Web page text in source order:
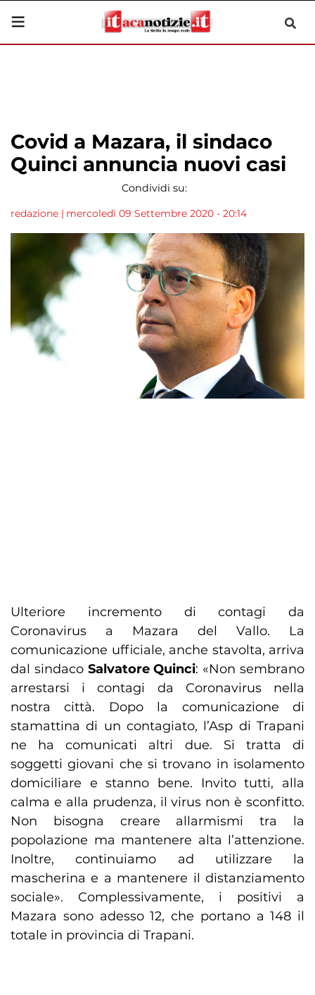
Covid a Mazara, il sindaco
Quinci annuncia nuovi casi
Condividi su:
redazione | mercoledì 09 Settembre 2020 - 20:14
Ulteriore incremento di contagi da
Coronavirus a Mazara del Vallo. La
comunicazione ufficiale, anche stavolta, arriva
dal sindaco Salvatore Quinci: «Non sembrano
arrestarsi i contagi da Coronavirus nella
nostra città. Dopo la comunicazione di
stamattina di un contagiato, l’Asp di Trapani
ne ha comunicati altri due. Si tratta di
soggetti giovani che si trovano in isolamento
domiciliare e stanno bene. Invito tutti, alla
calma e alla prudenza, il virus non è sconfitto.
Non bisogna creare allarmismi tra la
popolazione ma mantenere alta l’attenzione.
Inoltre, continuiamo ad utilizzare la
mascherina e a mantenere il distanziamento
sociale». Complessivamente, i positivi a
Mazara sono adesso 12, che portano a 148 il
totale in provincia di Trapani.